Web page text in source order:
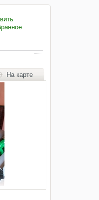
На карте